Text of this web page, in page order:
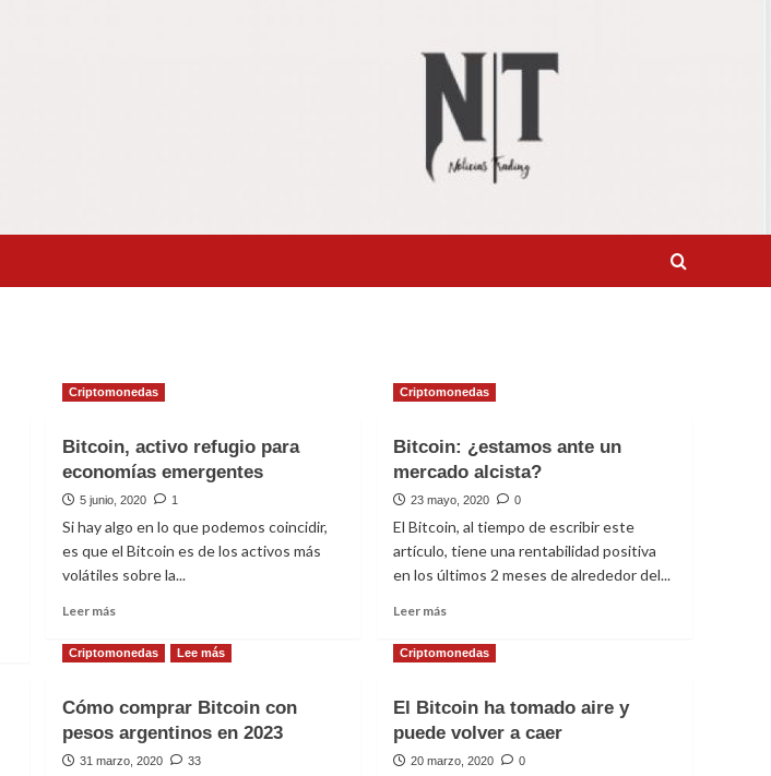
Criptomonedas
Bitcoin, activo refugio para
economías emergentes
5 junio, 2020 1
Si hay algo en lo que podemos coincidir,
es que el Bitcoin es de los activos más
volátiles sobre la...
Leer másLeer
sobre
refugio
para
economías
Criptomonedas
Bitcoin: ¿estamos ante un
mercado alcista?
23 mayo, 2020 0
El Bitcoin, al tiempo de escribir este
artículo, tiene una rentabilidad positiva
en los últimos 2 meses de alrededor del...
Leer más
sobre
ante
un
mercado
Criptomonedas Lee más
Cómo comprar Bitcoin con
pesos argentinos en 2023
31 marzo, 2020 33
Criptomonedas
El Bitcoin ha tomado aire y
puede volver a caer
20 marzo, 2020 0